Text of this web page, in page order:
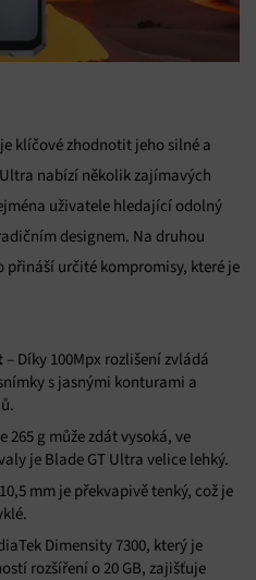
klíčové zhodnotit jeho silné a
nabízí několik zajímavých
uživatele hledající odolný
designem. Na druhou
určité kompromisy, které je
– Díky 100Mpx rozlišení zvládá
s jasnými konturami a
265 g může zdát vysoká, ve
je Blade GT Ultra velice lehký.
mm je překvapivě tenký, což je
Dimensity 7300, který je
rozšíření o 20 GB, zajišťuje